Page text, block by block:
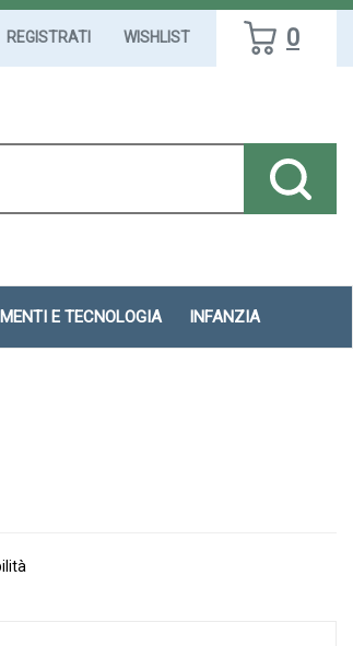
REGISTRATI WISHLIST 0
E TECNOLOGIA INFANZIA